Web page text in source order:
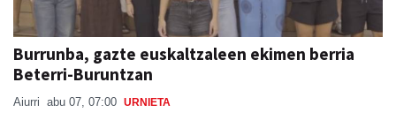
Burrunba, gazte euskaltzaleen ekimen berria
Beterri-Buruntzan
Aiurri abu 07, 07:00 URNIETA